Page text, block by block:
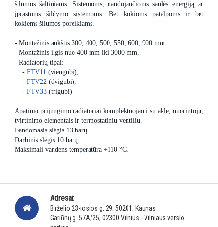
šilumos šaltiniams. Sistemoms, naudojančioms saulės energiją ar
įprastoms šildymo sistemoms. Bet kokioms patalpoms ir bet
kokiems šilumos poreikiams.
- Montažinis aukštis 300, 400, 500, 550, 600, 900 mm.
- Montažinis ilgis nuo 400 mm iki 3000 mm.
- Radiatorių tipai:
- FTV11 (viengubi),
- FTV22 (dvigubi),
- FTV33 (trigubi).
Apatinio prijungimo radiatoriai komplektuojami su akle, nuorintoju,
tvirtinimo elementais ir termostatiniu ventiliu.
Bandomasis slėgis 13 barų.
Darbinis slėgis 10 barų.
Maksimali vandens temperatūra +110 °C.
Adresai:
Birželio 23-iosios g. 29, 50201, Kaunas
Gariūnų g. 57A/25, 02300 Vilnius - Vilniaus verslo